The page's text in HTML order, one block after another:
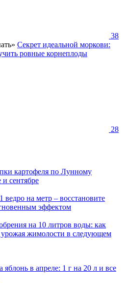
38
Секрет идеальной моркови:
ровные корнеплоды
28
картофеля по Лунному
и сентябре
ведро на метр – восстановите
эффектом
на 10 литров воды: как
урожая жимолости в следующем
в апреле: 1 г на 20 л и все